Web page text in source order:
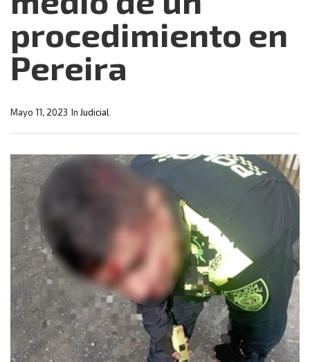
procedimiento en
Pereira
In Judicial
Mayo 11, 2023